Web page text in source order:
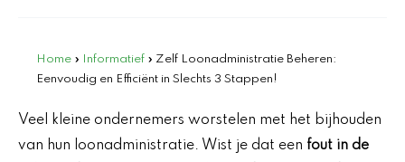
Home » Informatief » Zelf Loonadministratie Beheren:
Eenvoudig en Efficiënt in Slechts 3 Stappen!
Veel kleine ondernemers worstelen met het bijhouden
van hun loonadministratie. Wist je dat een fout in de